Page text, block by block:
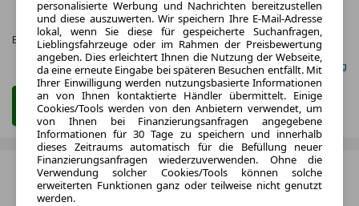
Effizienzklasse:
CO₂-
KLASSE
A (KOMB.)
Gefunden auf Null Leasing
Zum Leasing Angebot
personalisierte Werbung und Nachrichten bereitzustellen
und diese auszuwerten. Wir speichern Ihre E-Mail-Adresse
lokal, wenn Sie diese für gespeicherte Suchanfragen,
Lieblingsfahrzeuge oder im Rahmen der Preisbewertung
angeben. Dies erleichtert Ihnen die Nutzung der Webseite,
da eine erneute Eingabe bei späteren Besuchen entfällt. Mit
Ihrer Einwilligung werden nutzungsbasierte Informationen
an von Ihnen kontaktierte Händler übermittelt. Einige
Cookies/Tools werden von den Anbietern verwendet, um
von Ihnen bei Finanzierungsanfragen angegebene
Informationen für 30 Tage zu speichern und innerhalb
dieses Zeitraums automatisch für die Befüllung neuer
Finanzierungsanfragen wiederzuverwenden. Ohne die
Verwendung solcher Cookies/Tools können solche
erweiterten Funktionen ganz oder teilweise nicht genutzt
werden.